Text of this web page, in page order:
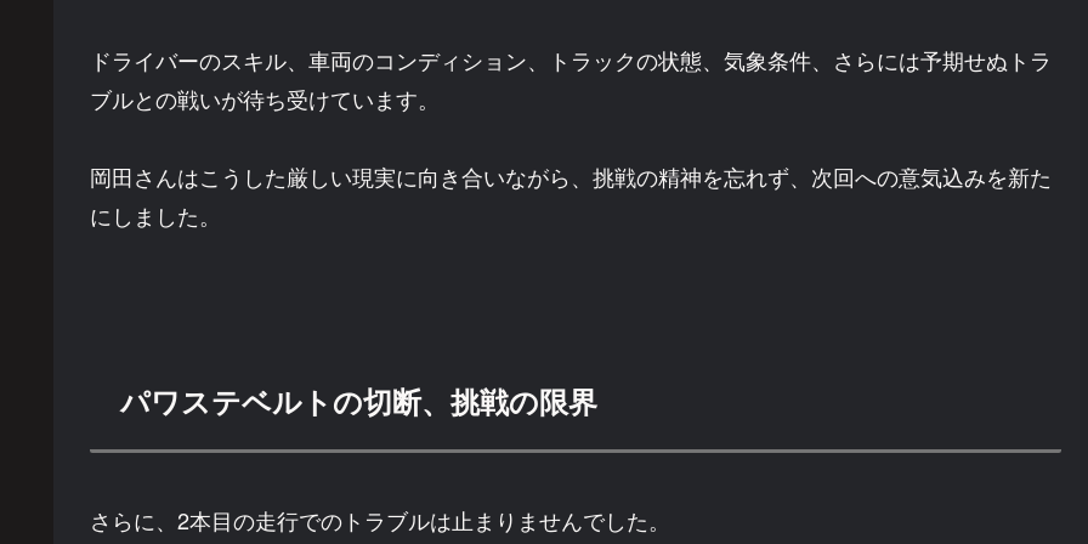
ドライバーのスキル、車両のコンディション、トラックの状態、気象条件、さらには予期せぬトラ
ブルとの戦いが待ち受けています。
岡田さんはこうした厳しい現実に向き合いながら、挑戦の精神を忘れず、次回への意気込みを新た
にしました。
パワステベルトの切断、挑戦の限界
さらに、2本目の走行でのトラブルは止まりませんでした。